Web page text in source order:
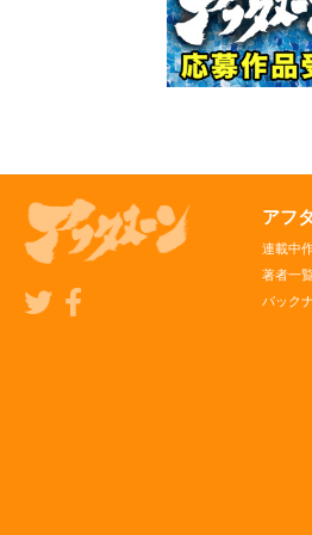
アフ
連載中
著者一
バック